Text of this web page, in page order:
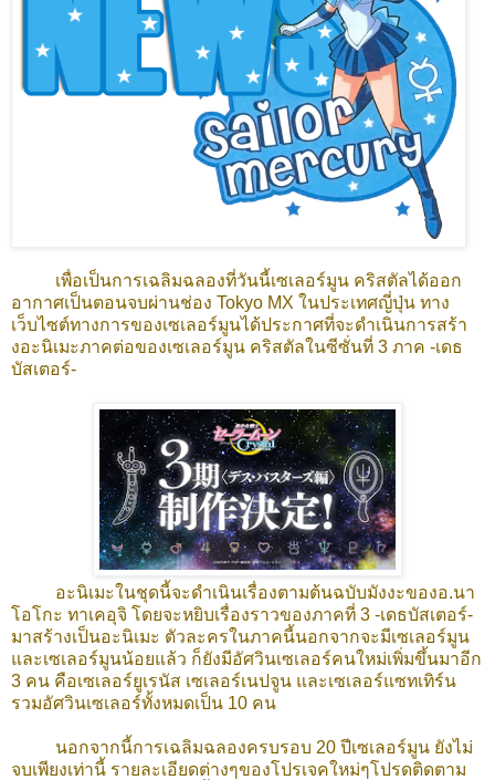
เพื่อเป็นการเฉลิมฉลองที่วันนี้เซเลอร์มูน คริสตัลได้ออก
อากาศเป็นตอนจบผ่านช่อง Tokyo MX ในประเทศญี่ปุ่น ทาง
เว็บไซต์ทางการของเซเลอร์มูนได้ประกาศที่จะดำเนินการสร้า
งอะนิเมะภาคต่อของเซเลอร์มูน คริสตัลในซีซั่นที่ 3 ภาค -เดธ
บัสเตอร์-
อะนิเมะในชุดนี้จะดำเนินเรื่องตามต้นฉบับมังงะของอ.นา
โอโกะ ทาเคอุจิ โดยจะหยิบเรื่องราวของภาคที่ 3 -เดธบัสเตอร์-
มาสร้างเป็นอะนิเมะ ตัวละครในภาคนี้นอกจากจะมีเซเลอร์มูน
และเซเลอร์มูนน้อยแล้ว ก็ยังมีอัศวินเซเลอร์คนใหม่เพิ่มขึ้นมาอีก
3 คน คือเซเลอร์ยูเรนัส เซเลอร์เนปจูน และเซเลอร์แซทเทิร์น
รวมอัศวินเซเลอร์ทั้งหมดเป็น 10 คน
นอกจากนี้การเฉลิมฉลองครบรอบ 20 ปีเซเลอร์มูน ยังไม่
จบเพียงเท่านี้ รายละเอียดต่างๆของโปรเจคใหม่ๆโปรดติดตาม